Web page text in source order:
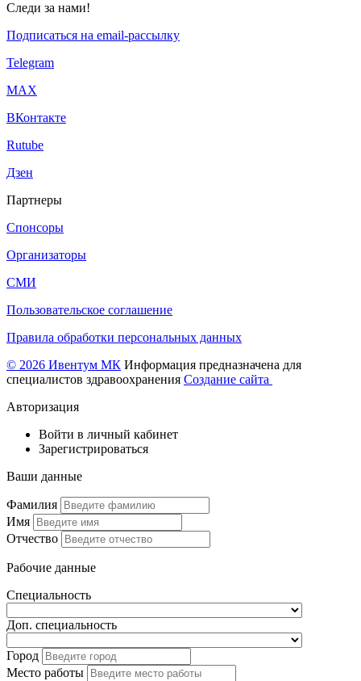
Следи за нами!
Подписаться на email-рассылку
Telegram
МАХ
ВКонтакте
Rutube
Дзен
Партнеры
Спонсоры
Организаторы
СМИ
Пользовательское соглашение
Правила обработки персональных данных
© 2026 Ивентум МК Информация предназначена для
специалистов здравоохранения Создание сайта
Авторизация
Войти в личный кабинет
Зарегистрироваться
Ваши данные
Фамилия
Имя
Отчество
Рабочие данные
Специальность
Доп. специальность
Город
Место работы